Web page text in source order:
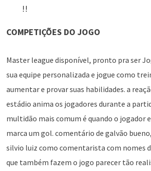
!!
COMPETIÇÕES DO JOGO
Master league disponível, pronto pra ser
sua equipe personalizada e jogue como
aumentar e provar suas habilidades. a
estádio anima os jogadores durante a
multidão mais comum é quando o jogador
marca um gol. comentário de galvão
silvio luiz como comentarista com nomes
que também fazem o jogo parecer tão